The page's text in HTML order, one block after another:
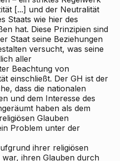
[...] und der Neutralität
Staats wie hier des
hat. Diese Prinzipien sind
Staat seine Beziehungen
versucht, was seine
aller
Beachtung von
einschließt. Der GH ist der
dass die nationalen
und dem Interesse des
haben als dem
Glauben
Problem unter der
ihrer religiösen
ihren Glauben durch